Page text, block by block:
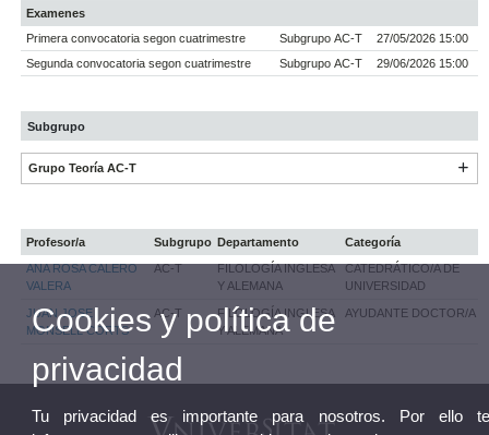
Examenes
Primera convocatoria segon cuatrimestre
Subgrupo AC-T
27/05/2026 15:00
Segunda convocatoria segon cuatrimestre
Subgrupo AC-T 29/06/2026 15:00
Subgrupo
Grupo Teoría AC-T
Profesor/a Subgrupo Departamento
Categoría
ANA ROSA CALERO
VALERA
AC-T
FILOLOGÍA INGLESA
Y ALEMANA
CATEDRÁTICO/A DE
UNIVERSIDAD
JUAN JOSE
MONSELL CORTS
AC-T
FILOLOGÍA INGLESA
Y ALEMANA
AYUDANTE DOCTOR/A
Cookies y política de
privacidad
Tu privacidad es importante para nosotros. Por ello